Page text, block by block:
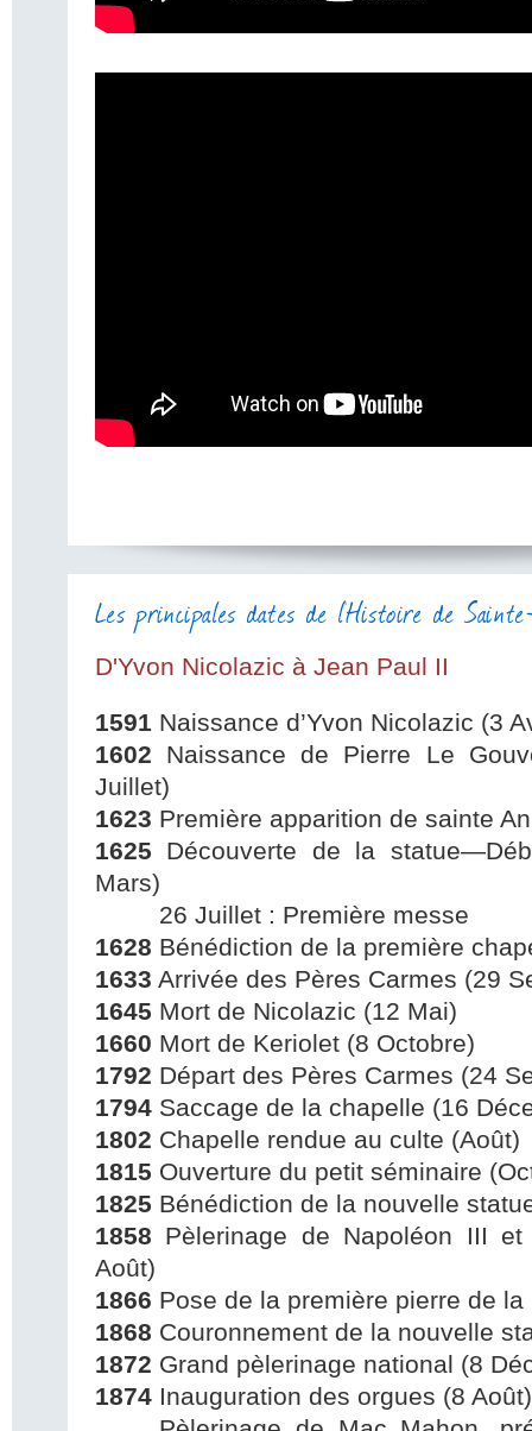
Les principales dates de l'Histoire de
D'Yvon Nicolazic à Jean Paul II
1591 Naissance d’Yvon Nicolazic (3
1602 Naissance de Pierre Le
Juillet)
1623 Première apparition de sainte
1625 Découverte de la
Mars)
26 Juillet : Première messe
1628 Bénédiction de la première
1633 Arrivée des Pères Carmes (29
1645 Mort de Nicolazic (12 Mai)
1660 Mort de Keriolet (8 Octobre)
1792 Départ des Pères Carmes (24
1794 Saccage de la chapelle (16
1802 Chapelle rendue au culte (Août)
1815 Ouverture du petit séminaire
1825 Bénédiction de la nouvelle
1858 Pèlerinage de Napoléon III et
Août)
1866 Pose de la première pierre de
1868 Couronnement de la nouvelle
1872 Grand pèlerinage national (8
1874 Inauguration des orgues (8 Août)